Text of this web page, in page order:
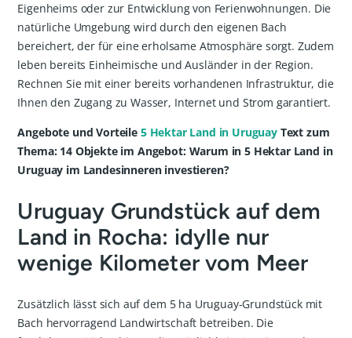
Eigenheims oder zur Entwicklung von Ferienwohnungen. Die
natürliche Umgebung wird durch den eigenen Bach
bereichert, der für eine erholsame Atmosphäre sorgt. Zudem
leben bereits Einheimische und Ausländer in der Region.
Rechnen Sie mit einer bereits vorhandenen Infrastruktur, die
Ihnen den Zugang zu Wasser, Internet und Strom garantiert.
Angebote und Vorteile 5 Hektar Land in UruguayText zum
Thema: 14 Objekte im Angebot: Warum in 5 Hektar Land in
Uruguay im Landesinneren investieren?
Uruguay Grundstück auf dem
Land in Rocha: idylle nur
wenige Kilometer vom Meer
Zusätzlich lässt sich auf dem 5 ha Uruguay-Grundstück mit
Bach hervorragend Landwirtschaft betreiben. Die